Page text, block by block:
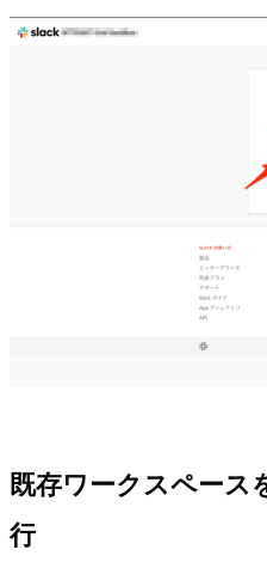
既存ワークスペース
行